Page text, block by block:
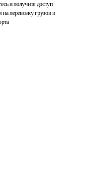
и получите доступ
на перевозку грузов и